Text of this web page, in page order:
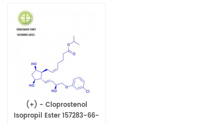
(+) - Cloprostenol
Isopropil Ester 157283-66-